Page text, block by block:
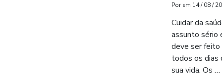
Porem 14 / 08 /
Cuidar da
assunto sério
deve ser feito
todos os dias
sua vida. Os …